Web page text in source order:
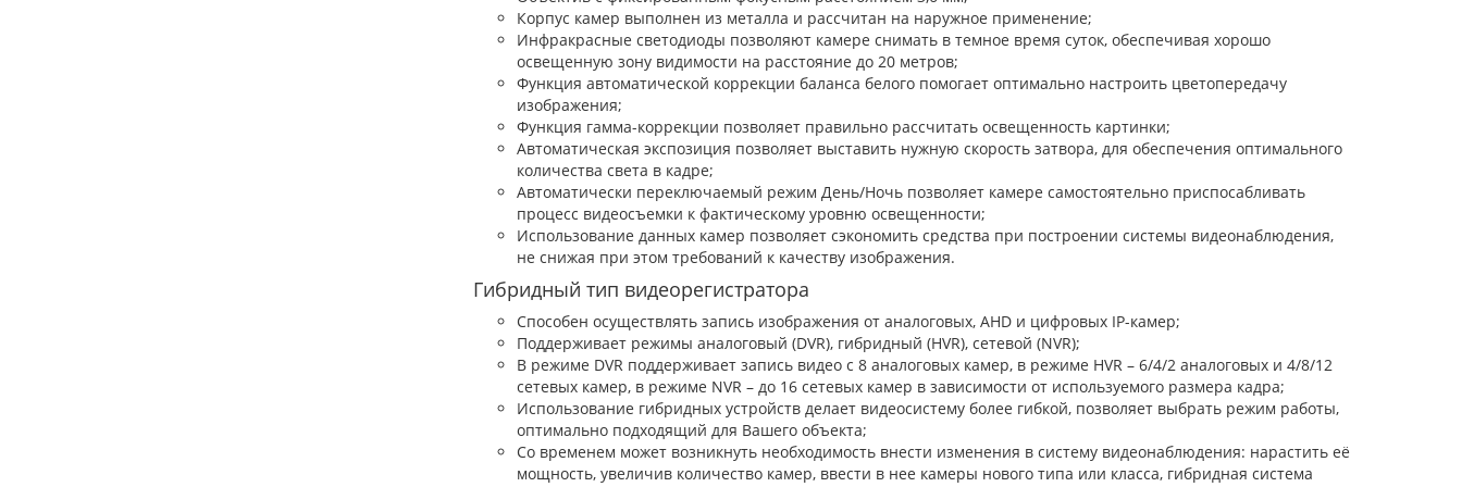
Корпус камер выполнен из металла и рассчитан на наружное применение;
Инфракрасные светодиоды позволяют камере снимать в темное время суток, обеспечивая хорошо
освещенную зону видимости на расстояние до 20 метров;
Функция автоматической коррекции баланса белого помогает оптимально настроить цветопередачу
изображения;
Функция гамма-коррекции позволяет правильно рассчитать освещенность картинки;
Автоматическая экспозиция позволяет выставить нужную скорость затвора, для обеспечения оптимального
количества света в кадре;
Автоматически переключаемый режим День/Ночь позволяет камере самостоятельно приспосабливать
процесс видеосъемки к фактическому уровню освещенности;
Использование данных камер позволяет сэкономить средства при построении системы видеонаблюдения,
не снижая при этом требований к качеству изображения.
Гибридный тип видеорегистратора
Способен осуществлять запись изображения от аналоговых, AHD и цифровых IP-камер;
Поддерживает режимы аналоговый (DVR), гибридный (HVR), сетевой (NVR);
В режиме DVR поддерживает запись видео с 8 аналоговых камер, в режиме HVR – 6/4/2 аналоговых и 4/8/12
сетевых камер, в режиме NVR – до 16 сетевых камер в зависимости от используемого размера кадра;
Использование гибридных устройств делает видеосистему более гибкой, позволяет выбрать режим работы,
оптимально подходящий для Вашего объекта;
Со временем может возникнуть необходимость внести изменения в систему видеонаблюдения: нарастить её
мощность, увеличив количество камер, ввести в нее камеры нового типа или класса, гибридная система